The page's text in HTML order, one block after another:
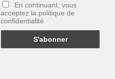
En continuant, vous
acceptez la politique de
confidentialité